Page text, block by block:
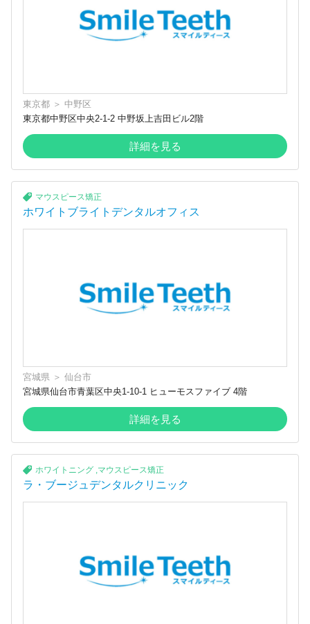
東京都 ＞ 中野区
東京都中野区中央2-1-2 中野坂上吉田ビル2階
詳細を見る
マウスピース矯正
ホワイトブライトデンタルオフィス
宮城県 ＞ 仙台市
宮城県仙台市青葉区中央1-10-1 ヒューモスファイブ 4階
詳細を見る
ホワイトニング ,マウスピース矯正
ラ・ブージュデンタルクリニック